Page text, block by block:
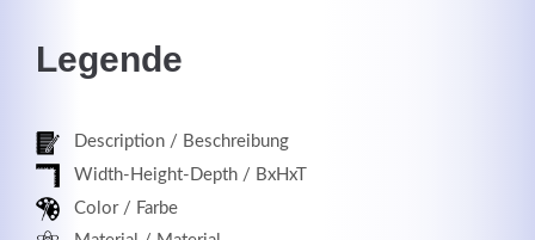
Legende
Description / Beschreibung
Width-Height-Depth / BxHxT
Color / Farbe